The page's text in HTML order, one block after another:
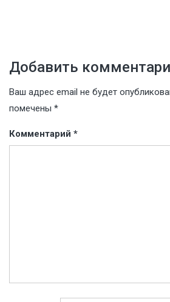
Добавить
Ваш адрес email не будет
помечены *
Комментарий *